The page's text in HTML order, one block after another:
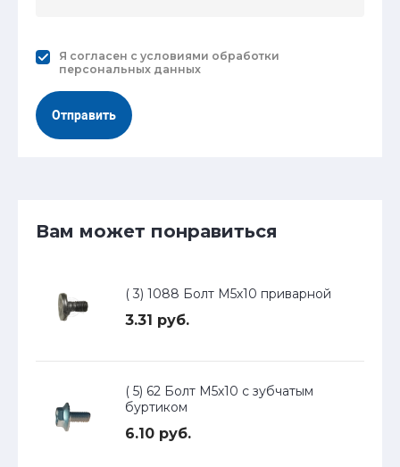
Я согласен с условиями обработки
персональных данных
Отправить
Вам может понравиться
( 3) 1088 Болт М5х10 приварной
3.31 руб.
( 5) 62 Болт М5х10 с зубчатым
буртиком
6.10 руб.